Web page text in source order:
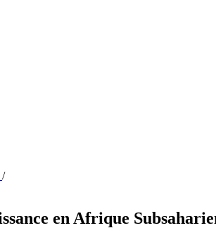
/
en Afrique